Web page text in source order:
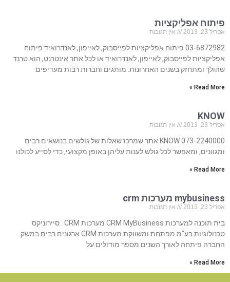
פיתוח אפליקציות
אפריל 23, 2013 אין תגובות
03-6872982 פיתוח אפליקציות לפייסבוק, לאייפון, לאנדרואיד פיתוח
אפליקציות לפייסבוק, לאייפון, לאנדרואיד או לכל אתר אינטרנט, הוא טרנד
שהולך ומתחזק בשנים האחרונות. מותגים וחברות רבות מעדיפים
Read More »
KNOW
אפריל 23, 2013 אין תגובות
073-2240000 KNOW אתר שמרכז שאלות של גולשים בנושאים רבים
ומגוונים, ומאפשר לכל גולש לענות עליהן באופן מקצועי, כדי לסייע לכולנו
Read More »
mybusiness מערכות crm
אפריל 23, 2013 אין תגובות
בית תוכנה למערכות CRM MyBusiness מערכות CRM . סיירוניקס
טכנולוגיות בע”מ מפתחת ומשווקת מערכות CRM ארגונים רבים במשק.
החברה פיתחה לאורך השנים מספר מודולים על
Read More »